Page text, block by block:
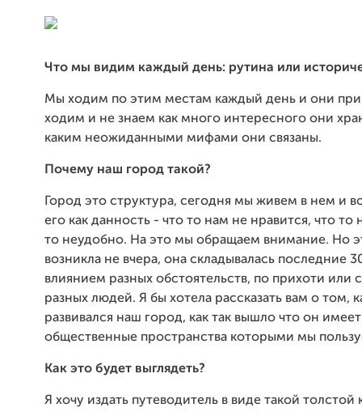
Что мы видим каждый день: рутина или
Мы ходим по этим местам каждый день и они
ходим и не знаем как много интересного они
каким неожиданными мифами они связаны.
Почему наш город такой?
Город это структура, сегодня мы живем в нем и
его как данность - что то нам не нравится, что то
то неудобно. На это мы обращаем внимание. Но
возникла не вчера, она складывалась последние
влиянием разных обстоятельств, по прихоти или
разных людей. Я бы хотела рассказать вам о том,
развивался наш город, как так вышло что он
общественные пространства которыми мы
Как это будет выглядеть?
Я хочу издать путеводитель в виде такой толстой